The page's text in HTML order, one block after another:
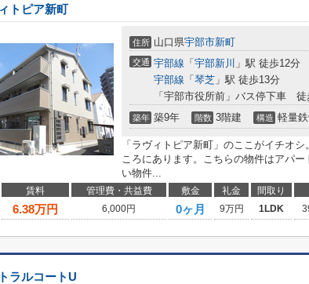
トピア新町
住所 山口県宇部市新町
交通 宇部線 「 宇部新川 」駅 徒歩12分
宇部線 「 琴芝 」駅 徒歩13分
「宇部市役所前」バス停下車 徒
築年 築9年 階数 3階建 構造 軽量
「ラヴィトピア新町」のここがイチオ
ころにあります。こちらの物件はアパ
い物件...
賃料 管理費・共益費 敷金 礼金 間取り
6.38万円 6,000円 0ヶ月 9万円 1LDK
ラルコートU